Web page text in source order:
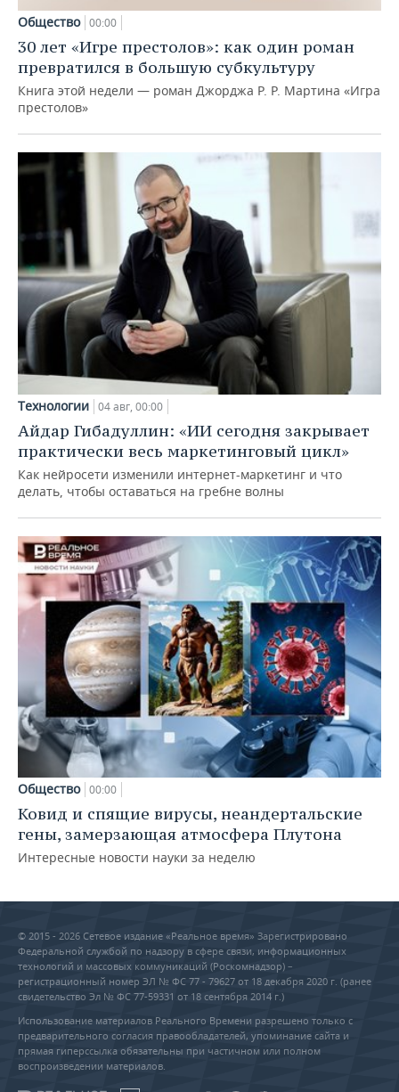
Общество 00:00
30 лет «Игре престолов»: как один роман
превратился в большую субкультуру
Книга этой недели — роман Джорджа Р. Р. Мартина «Игра
престолов»
Технологии 04 авг, 00:00
Айдар Гибадуллин: «ИИ сегодня закрывает
практически весь маркетинговый цикл»
Как нейросети изменили интернет-маркетинг и что
делать, чтобы оставаться на гребне волны
Общество 00:00
Ковид и спящие вирусы, неандертальские
гены, замерзающая атмосфера Плутона
Интересные новости науки за неделю
© 2015 - 2026 Сетевое издание «Реальное время» Зарегистрировано
Федеральной службой по надзору в сфере связи, информационных
технологий и массовых коммуникаций (Роскомнадзор) –
регистрационный номер ЭЛ № ФС 77 - 79627 от 18 декабря 2020 г. (ранее
свидетельство Эл № ФС 77-59331 от 18 сентября 2014 г.)
Использование материалов Реального Времени разрешено только с
предварительного согласия правообладателей, упоминание сайта и
прямая гиперссылка обязательны при частичном или полном
воспроизведении материалов.